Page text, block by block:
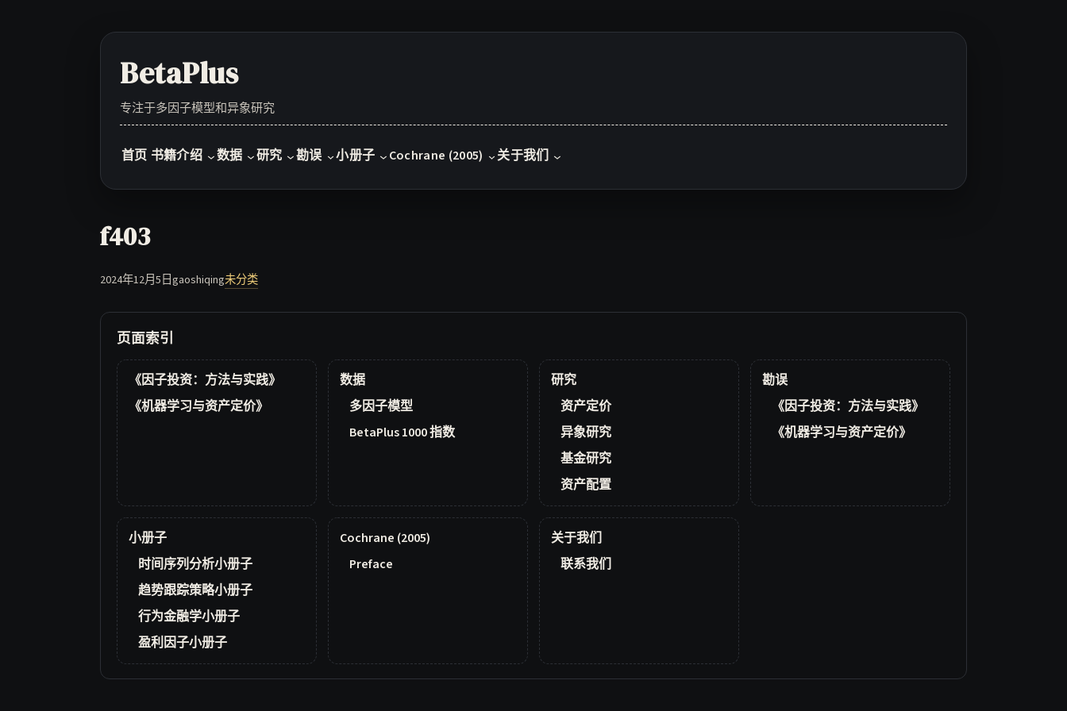
BetaPlus
专注于多因子模型和异象研究
首页 书籍介绍 数据 研究 勘误 小册子 Cochrane (2005) 关于我们
f403
2024年12月5日gaoshiqing未分类
页面索引
《因子投资：方法与实践》
《机器学习与资产定价》
数据
多因子模型
BetaPlus 1000 指数
研究
资产定价
异象研究
基金研究
资产配置
勘误
《因子投资：方法与实践》
《机器学习与资产定价》
小册子
时间序列分析小册子
趋势跟踪策略小册子
行为金融学小册子
盈利因子小册子
Cochrane (2005)
Preface
关于我们
联系我们